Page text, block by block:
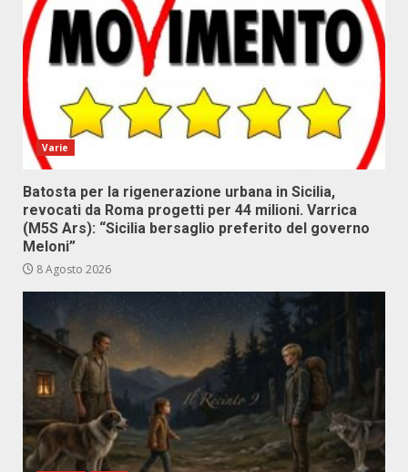
Varie
Batosta per la rigenerazione urbana in Sicilia,
revocati da Roma progetti per 44 milioni. Varrica
(M5S Ars): “Sicilia bersaglio preferito del governo
Meloni”
8 Agosto 2026